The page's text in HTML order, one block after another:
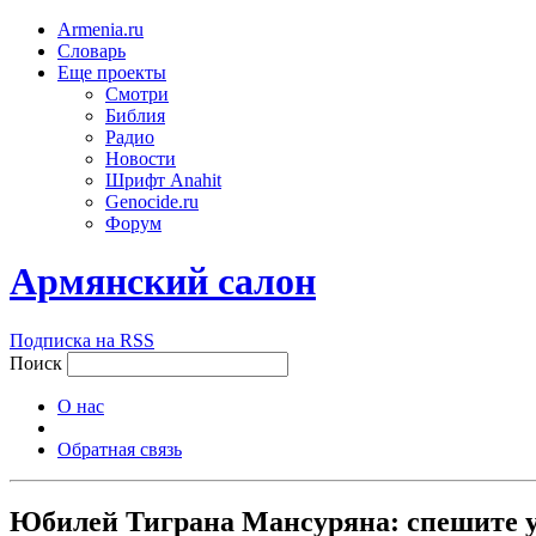
Armenia.ru
Словарь
Еще проекты
Смотри
Библия
Радио
Новости
Шрифт Anahit
Genocide.ru
Форум
Армянский салон
Подписка на RSS
Поиск
О нас
Обратная связь
Юбилей Тиграна Мансуряна: спешите